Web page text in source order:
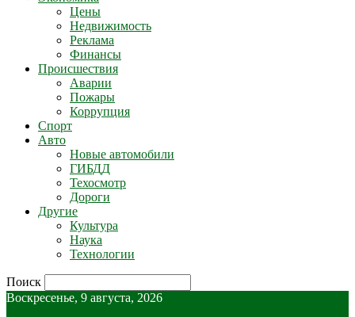
Цены
Недвижимость
Реклама
Финансы
Происшествия
Аварии
Пожары
Коррупция
Спорт
Авто
Новые автомобили
ГИБДД
Техосмотр
Дороги
Другие
Культура
Наука
Технологии
Поиск
Воскресенье, 9 августа, 2026